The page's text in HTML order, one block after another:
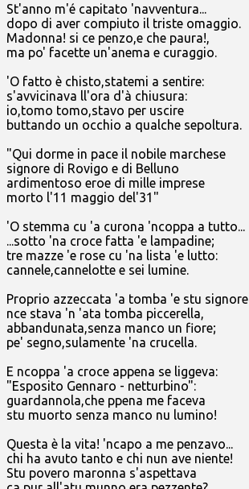
St'anno m'é capitato 'navventura...
dopo di aver compiuto il triste omaggio.
Madonna! si ce penzo,e che paura!,
ma po' facette un'anema e curaggio.
'O fatto è chisto,statemi a sentire:
s'avvicinava ll'ora d'à chiusura:
io,tomo tomo,stavo per uscire
buttando un occhio a qualche sepoltura.
"Qui dorme in pace il nobile marchese
signore di Rovigo e di Belluno
ardimentoso eroe di mille imprese
morto l'11 maggio del'31"
'O stemma cu 'a curona 'ncoppa a tutto...
...sotto 'na croce fatta 'e lampadine;
tre mazze 'e rose cu 'na lista 'e lutto:
cannele,cannelotte e sei lumine.
Proprio azzeccata 'a tomba 'e stu signore
nce stava 'n 'ata tomba piccerella,
abbandunata,senza manco un fiore;
pe' segno,sulamente 'na crucella.
E ncoppa 'a croce appena se liggeva:
"Esposito Gennaro - netturbino":
guardannola,che ppena me faceva
stu muorto senza manco nu lumino!
Questa è la vita! 'ncapo a me penzavo...
chi ha avuto tanto e chi nun ave niente!
Stu povero maronna s'aspettava